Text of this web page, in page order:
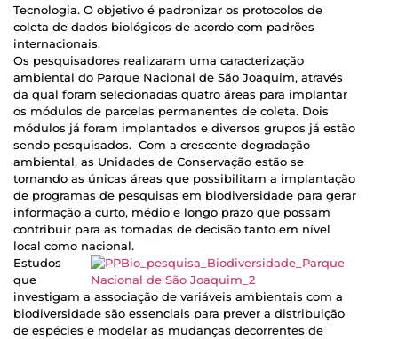
Tecnologia. O objetivo é padronizar os protocolos de
coleta de dados biológicos de acordo com padrões
internacionais.
Os pesquisadores realizaram uma caracterização
ambiental do Parque Nacional de São Joaquim, através
da qual foram selecionadas quatro áreas para implantar
os módulos de parcelas permanentes de coleta. Dois
módulos já foram implantados e diversos grupos já estão
sendo pesquisados. Com a crescente degradação
ambiental, as Unidades de Conservação estão se
tornando as únicas áreas que possibilitam a implantação
de programas de pesquisas em biodiversidade para gerar
informação a curto, médio e longo prazo que possam
contribuir para as tomadas de decisão tanto em nível
local como nacional.
Estudos
que
investigam a associação de variáveis ambientais com a
biodiversidade são essenciais para prever a distribuição
de espécies e modelar as mudanças decorrentes de